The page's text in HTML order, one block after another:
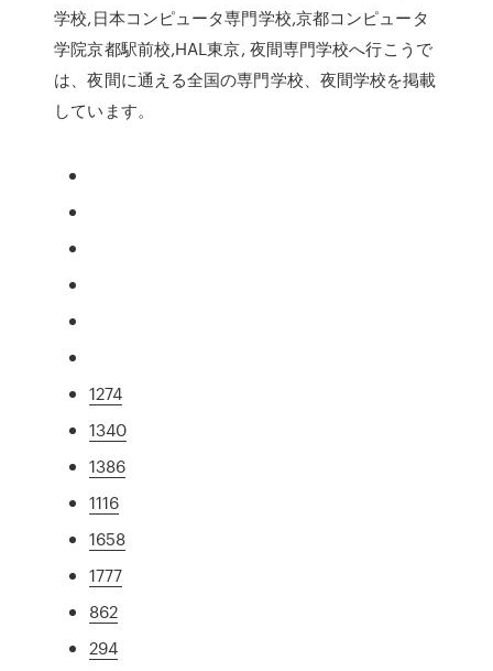
学校,日本コンピュータ専門学校,京都コンピュータ
学院京都駅前校,HAL東京, 夜間専門学校へ行こうで
は、夜間に通える全国の専門学校、夜間学校を掲載
しています。
1274
1340
1386
1116
1658
1777
862
294